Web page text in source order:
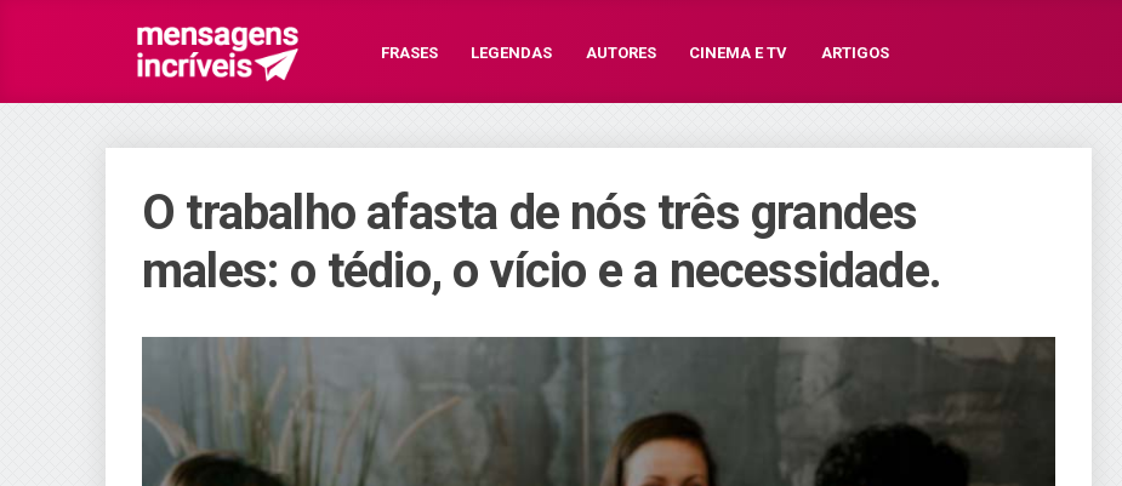
FRASES LEGENDAS AUTORES CINEMA E TV ARTIGOS
O trabalho afasta de nós três grandes
males: o tédio, o vício e a necessidade.